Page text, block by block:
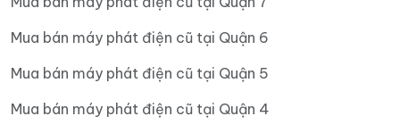
Mua bán máy phát điện cũ tại Quận 6
Mua bán máy phát điện cũ tại Quận 5
Mua bán máy phát điện cũ tại Quận 4